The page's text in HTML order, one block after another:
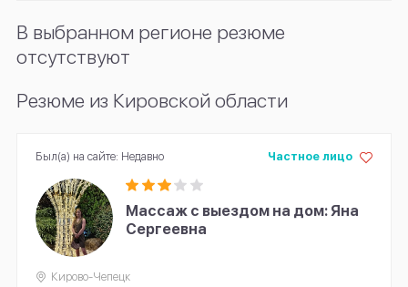
В выбранном регионе резюме
отсутствуют
Резюме из Кировской области
Массаж с выездом на дом: Яна
Сергеевна
Частное лицо
Кирово-Чепецк
Был(а) на сайте: Недавно